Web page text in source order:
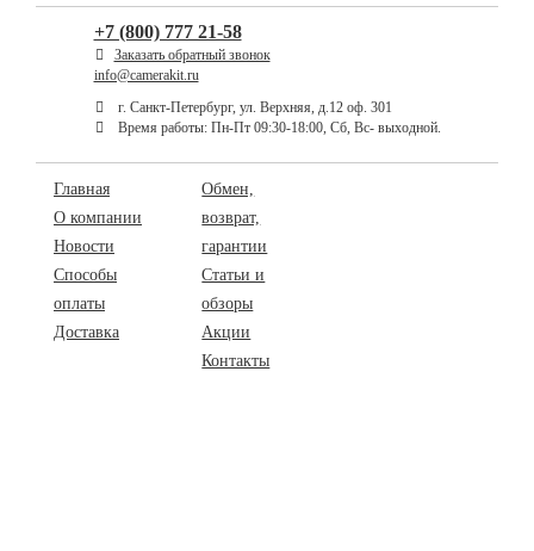
+7 (800) 777 21-58
Заказать обратный звонок
info@camerakit.ru
г. Санкт-Петербург, ул. Верхняя, д.12 оф. 301
Время работы: Пн-Пт 09:30-18:00, Сб, Вс- выходной.
Главная
О компании
Новости
Способы
оплаты
Доставка
Обмен,
возврат,
гарантии
Статьи и
обзоры
Акции
Контакты